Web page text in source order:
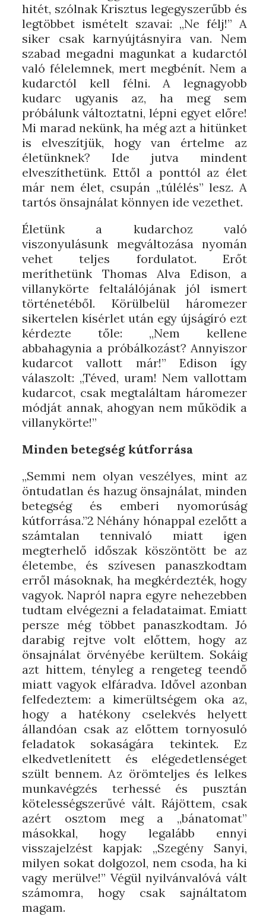
hitét, szólnak Krisztus legegyszerűbb és
legtöbbet ismételt szavai: „Ne félj!” A
siker csak karnyújtásnyira van. Nem
szabad megadni magunkat a kudarctól
való félelemnek, mert megbénít. Nem a
kudarctól kell félni. A legnagyobb
kudarc ugyanis az, ha meg sem
próbálunk változtatni, lépni egyet előre!
Mi marad nekünk, ha még azt a hitünket
is elveszítjük, hogy van értelme az
életünknek? Ide jutva mindent
elveszíthetünk. Ettől a ponttól az élet
már nem élet, csupán „túlélés” lesz. A
tartós önsajnálat könnyen ide vezethet.
Életünk a kudarchoz való
viszonyulásunk megváltozása nyomán
vehet teljes fordulatot. Erőt
meríthetünk Thomas Alva Edison, a
villanykörte feltalálójának jól ismert
történetéből. Körülbelül háromezer
sikertelen kísérlet után egy újságíró ezt
kérdezte tőle: „Nem kellene
abbahagynia a próbálkozást? Annyiszor
kudarcot vallott már!” Edison így
válaszolt: „Téved, uram! Nem vallottam
kudarcot, csak megtaláltam háromezer
módját annak, ahogyan nem működik a
villanykörte!”
Minden betegség kútforrása
„Semmi nem olyan veszélyes, mint az
öntudatlan és hazug önsajnálat, minden
betegség és emberi nyomorúság
kútforrása.”2 Néhány hónappal ezelőtt a
számtalan tennivaló miatt igen
megterhelő időszak köszöntött be az
életembe, és szívesen panaszkodtam
erről másoknak, ha megkérdezték, hogy
vagyok. Napról napra egyre nehezebben
tudtam elvégezni a feladataimat. Emiatt
persze még többet panaszkodtam. Jó
darabig rejtve volt előttem, hogy az
önsajnálat örvényébe kerültem. Sokáig
azt hittem, tényleg a rengeteg teendő
miatt vagyok elfáradva. Idővel azonban
felfedeztem: a kimerültségem oka az,
hogy a hatékony cselekvés helyett
állandóan csak az előttem tornyosuló
feladatok sokaságára tekintek. Ez
elkedvetlenített és elégedetlenséget
szült bennem. Az örömteljes és lelkes
munkavégzés terhessé és pusztán
kötelességszerűvé vált. Rájöttem, csak
azért osztom meg a „bánatomat”
másokkal, hogy legalább ennyi
visszajelzést kapjak: „Szegény Sanyi,
milyen sokat dolgozol, nem csoda, ha ki
vagy merülve!” Végül nyilvánvalóvá vált
számomra, hogy csak sajnáltatom
magam.